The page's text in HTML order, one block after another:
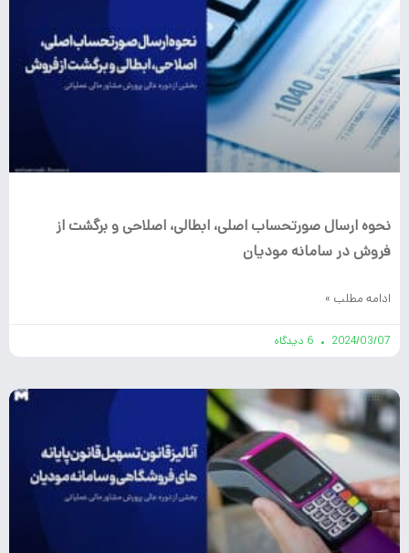
نحوه ارسال صورتحساب اصلی، ابطالی، اصلاحی و برگشت از
فروش در سامانه مودیان
ادامه مطلب »
2024/03/07